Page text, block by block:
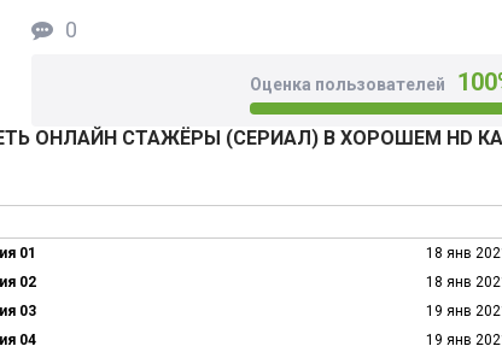
0
Оценка пользователей
ОНЛАЙН СТАЖЁРЫ (СЕРИАЛ) В ХОРОШЕМ HD
01 18 янв
02 18 янв
03 19 янв
04 19 янв